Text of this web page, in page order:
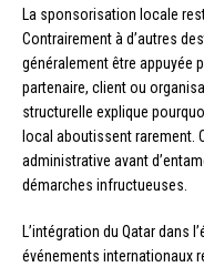
La sponsorisation locale
Contrairement à d’autres
généralement être appuyée
partenaire, client ou
structurelle explique
local aboutissent rarement.
administrative avant
démarches infructueuses.
L’intégration du Qatar dans
événements internationaux